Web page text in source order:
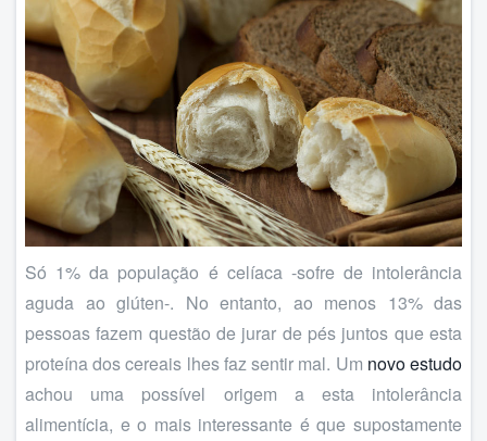
Só 1% da população é celíaca -sofre de intolerância
aguda ao glúten-. No entanto, ao menos 13% das
pessoas fazem questão de jurar de pés juntos que esta
proteína dos cereais lhes faz sentir mal. Um novo estudo
achou uma possível origem a esta intolerância
alimentícia, e o mais interessante é que supostamente